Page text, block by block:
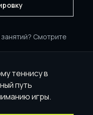
Смотрите
теннису в
путь
игры.